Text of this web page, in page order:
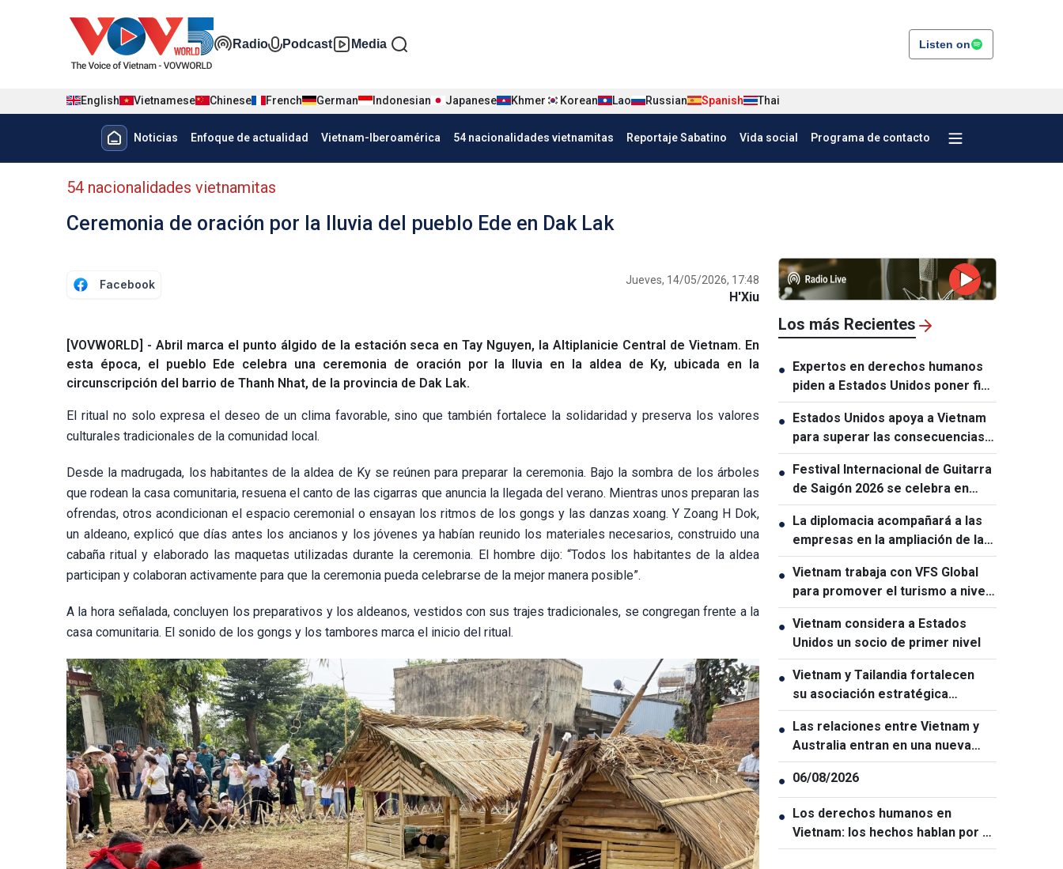
Đa phương tiện tiếng Tây ban nha
Radio Podcast Media Listen on
English Vietnamese Chinese French German Indonesian Japanese Khmer Korean Lao Russian Spanish Thai
Menu trang chủ tiếng Tây Ban Nha
Noticias Enfoque de actualidad Vietnam-Iberoamérica 54 nacionalidades vietnamitas Reportaje Sabatino Vida social Programa de contacto
Menu phụ tiếng Tây ban nha
54 nacionalidades vietnamitas
Ceremonia de oración por la lluvia del pueblo Ede en Dak Lak
Facebook Jueves, 14/05/2026, 17:48
H'Xiu
[VOVWORLD] - Abril marca el punto álgido de la estación seca en Tay Nguyen, la Altiplanicie Central de Vietnam. En
esta época, el pueblo Ede celebra una ceremonia de oración por la lluvia en la aldea de Ky, ubicada en la
circunscripción del barrio de Thanh Nhat, de la provincia de Dak Lak.
El ritual no solo expresa el deseo de un clima favorable, sino que también fortalece la solidaridad y preserva los valores
culturales tradicionales de la comunidad local.
Desde la madrugada, los habitantes de la aldea de Ky se reúnen para preparar la ceremonia. Bajo la sombra de los árboles
que rodean la casa comunitaria, resuena el canto de las cigarras que anuncia la llegada del verano. Mientras unos preparan las
ofrendas, otros acondicionan el espacio ceremonial o ensayan los ritmos de los gongs y las danzas xoang. Y Zoang H Dok,
un aldeano, explicó que días antes los ancianos y los jóvenes ya habían reunido los materiales necesarios, construido una
cabaña ritual y elaborado las maquetas utilizadas durante la ceremonia. El hombre dijo: “Todos los habitantes de la aldea
participan y colaboran activamente para que la ceremonia pueda celebrarse de la mejor manera posible”.
A la hora señalada, concluyen los preparativos y los aldeanos, vestidos con sus trajes tradicionales, se congregan frente a la
casa comunitaria. El sonido de los gongs y los tambores marca el inicio del ritual.
Los más Recientes
● Expertos en derechos humanos
piden a Estados Unidos poner fin
a las sanciones a Cuba
● Estados Unidos apoya a Vietnam
para superar las consecuencias
de la guerra
● Festival Internacional de Guitarra
de Saigón 2026 se celebra en
Ciudad Ho Chi Minh
● La diplomacia acompañará a las
empresas en la ampliación de las
oportunidades de desarrollo de
Vietnam
● Vietnam trabaja con VFS Global
para promover el turismo a nivel
mundial
● Vietnam considera a Estados
Unidos un socio de primer nivel
● Vietnam y Tailandia fortalecen
su asociación estratégica
integral
● Las relaciones entre Vietnam y
Australia entran en una nueva
etapa de desarrollo
● 06/08/2026
● Los derechos humanos en
Vietnam: los hechos hablan por sí
solos